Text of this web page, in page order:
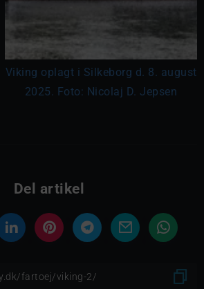
Viking oplagt i Silkeborg d. 8. august
2025. Foto: Nicolaj D. Jepsen
Del artikel